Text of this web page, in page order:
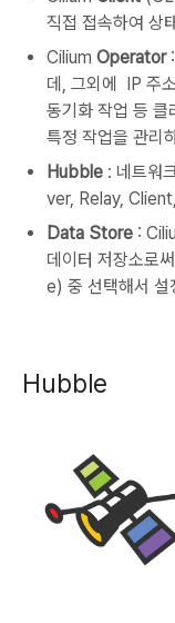
직접 접속하여 상
Cilium Operator:
데, 그외에 IP 주
동기화 작업 등 클
특정 작업을 관리
Hubble : 네트워
ver, Relay,
Data Store :
데이터 저장소로
e) 중 선택해서 설
Hubble